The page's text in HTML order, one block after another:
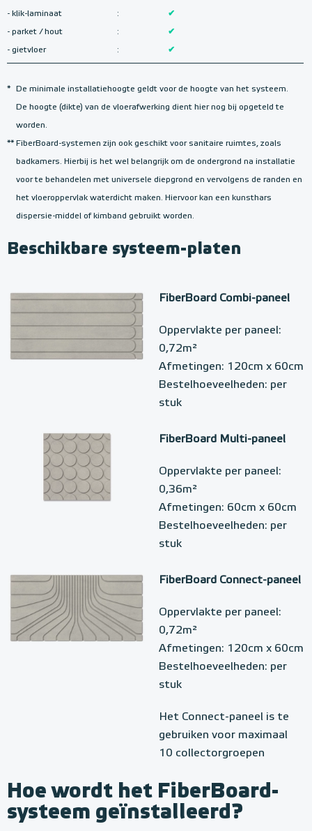
- klik-laminaat
- parket / hout
- gietvloer
:
:
:
✔
✔
✔
* De minimale installatiehoogte geldt voor de hoogte van het systeem.
De hoogte (dikte) van de vloerafwerking dient hier nog bij opgeteld te
worden.
** FiberBoard-systemen zijn ook geschikt voor sanitaire ruimtes, zoals
badkamers. Hierbij is het wel belangrijk om de ondergrond na installatie
voor te behandelen met universele diepgrond en vervolgens de randen en
het vloeroppervlak waterdicht maken. Hiervoor kan een kunsthars
dispersie-middel of kimband gebruikt worden.
Beschikbare systeem-platen
FiberBoard Combi-paneel
Oppervlakte per paneel:
0,72m²
Afmetingen: 120cm x 60cm
Bestelhoeveelheden: per
stuk
FiberBoard Multi-paneel
Oppervlakte per paneel:
0,36m²
Afmetingen: 60cm x 60cm
Bestelhoeveelheden: per
stuk
FiberBoard Connect-paneel
Oppervlakte per paneel:
0,72m²
Afmetingen: 120cm x 60cm
Bestelhoeveelheden: per
stuk
Het Connect-paneel is te
gebruiken voor maximaal
10 collectorgroepen
Hoe wordt het FiberBoard-
systeem geïnstalleerd?